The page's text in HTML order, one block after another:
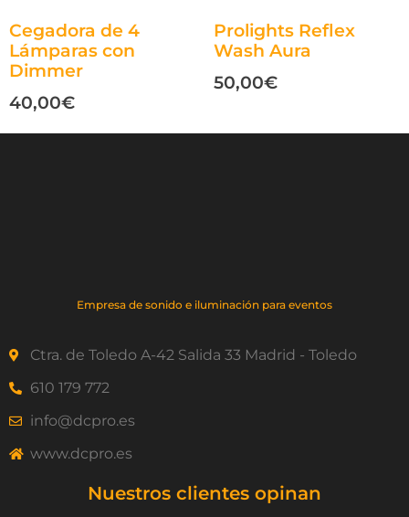
Cegadora de 4
Lámparas con
Dimmer
40,00€
Prolights Reflex
Wash Aura
50,00€
Empresa de sonido e iluminación para eventos
Ctra. de Toledo A-42 Salida 33 Madrid - Toledo
610 179 772
info@dcpro.es
www.dcpro.es
Nuestros clientes opinan